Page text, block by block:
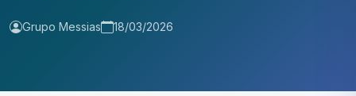
Grupo Messias 18/03/2026